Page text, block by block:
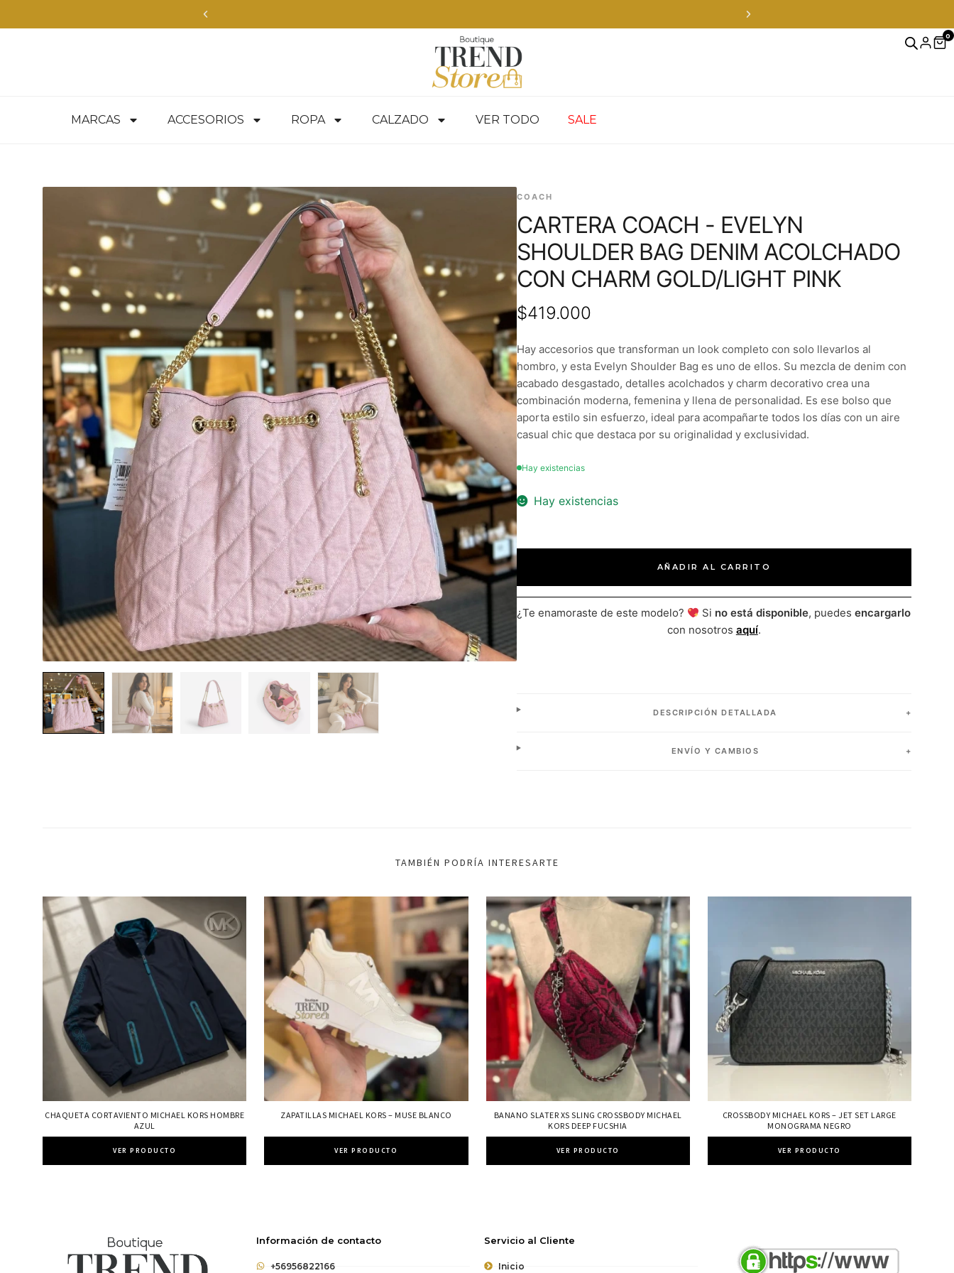
Envíos Express en RM — envíos a todo Chile en 24-48 hrs — ver productos
0
MARCAS ACCESORIOS ROPA CALZADO VER TODO SALE
COACH
CARTERA COACH - EVELYN
SHOULDER BAG DENIM ACOLCHADO
CON CHARM GOLD/LIGHT PINK
$419.000
Hay accesorios que transforman un look completo con solo llevarlos al
hombro, y esta Evelyn Shoulder Bag es uno de ellos. Su mezcla de denim con
acabado desgastado, detalles acolchados y charm decorativo crea una
combinación moderna, femenina y llena de personalidad. Es ese bolso que
aporta estilo sin esfuerzo, ideal para acompañarte todos los días con un aire
casual chic que destaca por su originalidad y exclusividad.
Hay existencias
Hay existencias
AÑADIR AL CARRITO
¿Te enamoraste de este modelo? Si no está disponible, puedesencargarlo
con nosotros aquí.
DESCRIPCIÓN DETALLADA
ENVÍO Y CAMBIOS
TAMBIÉN PODRÍA INTERESARTE
CHAQUETA CORTAVIENTO MICHAEL KORS HOMBRE
AZUL
VER PRODUCTO
ZAPATILLAS MICHAEL KORS – MUSE BLANCO
VER PRODUCTO
BANANO SLATER XS SLING CROSSBODY MICHAEL
KORS DEEP FUCSHIA
VER PRODUCTO
CROSSBODY MICHAEL KORS – JET SET LARGE
MONOGRAMA NEGRO
VER PRODUCTO
Información de contacto
+56956822166
Servicio al Cliente
Inicio